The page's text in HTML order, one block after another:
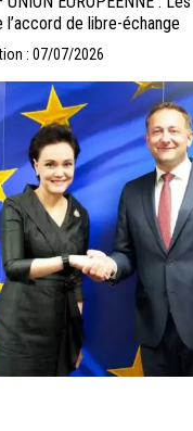
de libre-échange
: 07/07/2026